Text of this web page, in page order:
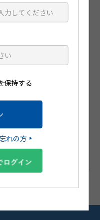
料で注文可能
保持する
れの方